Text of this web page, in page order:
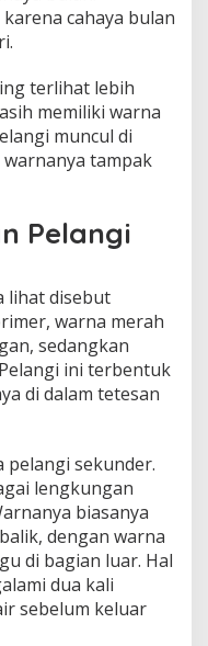
cahaya bulan
terlihat lebih
memiliki warna
muncul di
tampak
Pelangi
lihat disebut
warna merah
sedangkan
ini terbentuk
di dalam tetesan
pelangi sekunder.
lengkungan
biasanya
dengan warna
di bagian luar. Hal
dua kali
sebelum keluar